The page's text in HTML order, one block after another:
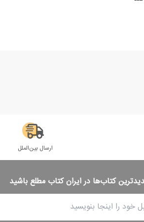
ارسال بین‌الملل
کتاب‌ها در ایران کتاب مطلع باشید